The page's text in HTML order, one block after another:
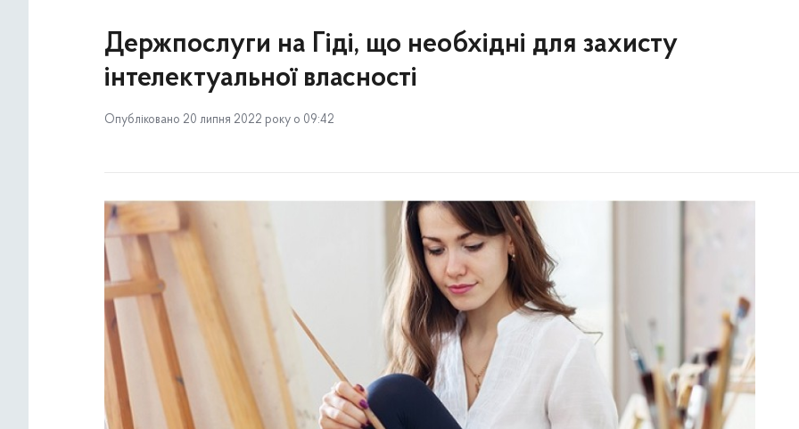
Держпослуги на Гіді, що необхідні для захисту
інтелектуальної власності
Опубліковано 20 липня 2022 року о 09:42